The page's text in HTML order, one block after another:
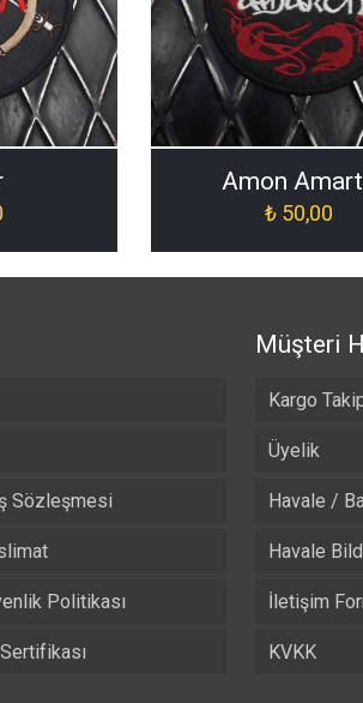
Amon
₺ 50,00
Sözleşmesi
Politikası
Müşteri
Kargo
Üyelik
Havale /
Havale
İletişim
KVKK